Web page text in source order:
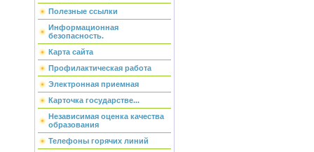
Полезные ссылки
Информационная
безопасность.
Карта сайта
Профилактическая работа
Электронная приемная
Карточка государстве...
Независимая оценка качества
образования
Телефоны горячих линий